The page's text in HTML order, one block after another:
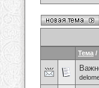
Тема /